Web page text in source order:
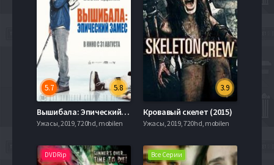
5.8
5.7
Вышибала: Эпический замес / Вышибала 2 (2017)
Ужасы, 2019, 720hd, mobilen
3.9
Кровавый скелет (2015)
Ужасы, 2019, 720hd, mobilen
DVDRip Все Серии